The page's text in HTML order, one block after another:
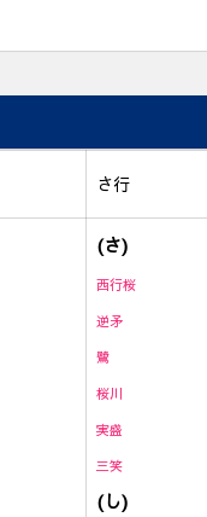
さ行
(さ)
西行桜
逆矛
鷺
桜川
実盛
三笑
(し)